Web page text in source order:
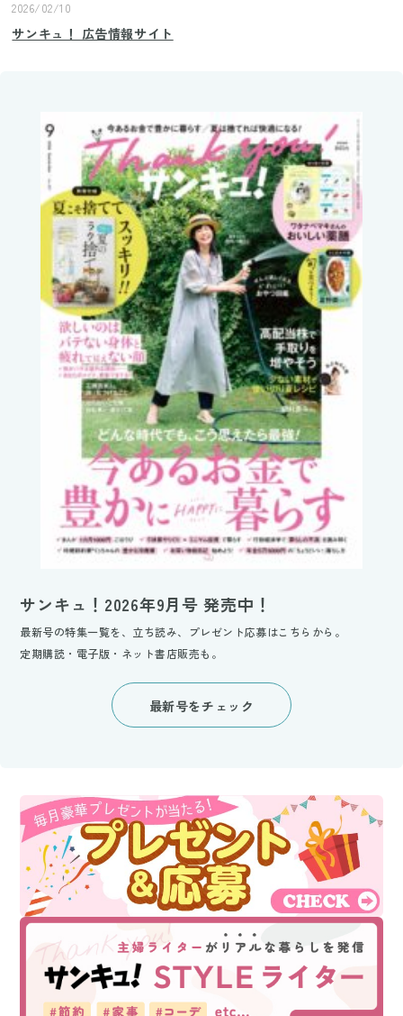
2026/02/10
サンキュ！ 広告情報サイト
サンキュ！2026年9月号 発売中！
最新号の特集一覧を、立ち読み、プレゼント応募はこちらから。
定期購読・電子版・ネット書店販売も。
最新号をチェック